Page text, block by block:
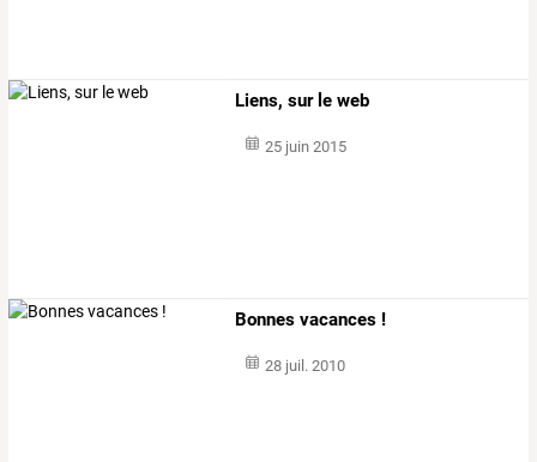
Liens, sur le web
25 juin 2015
Bonnes vacances !
28 juil. 2010